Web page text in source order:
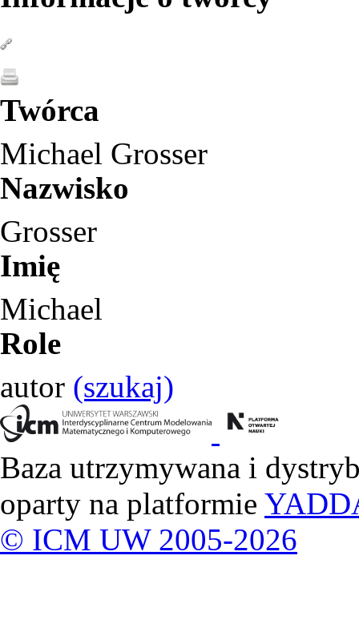
Twórca
Michael Grosser
Nazwisko
Grosser
Imię
Michael
Role
autor (szukaj)
Baza utrzymywana i
oparty na platformie
© ICM UW 2005-2026